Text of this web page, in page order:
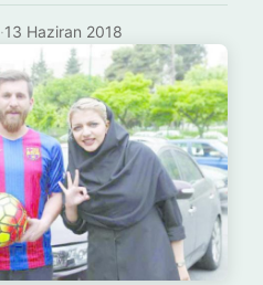
·13 Haziran 2018